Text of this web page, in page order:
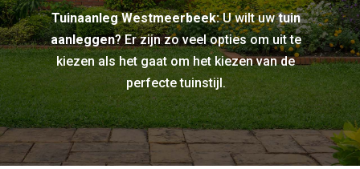
Tuinaanleg Westmeerbeek:U wilt uwtuin
aanleggen? Er zijn zo veel opties om uit te
kiezen als het gaat om het kiezen van de
perfecte tuinstijl.